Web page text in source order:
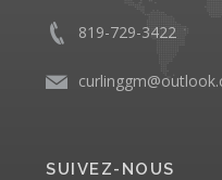
819-729-3422
SUIVEZ-NOUS